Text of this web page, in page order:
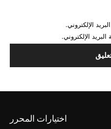
الإلكتروني.
الإلكتروني.
اختيارات المحرر